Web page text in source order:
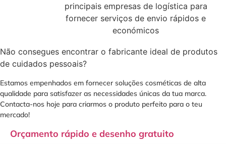
principais empresas de logística para
fornecer serviços de envio rápidos e
económicos
Não consegues encontrar o fabricante ideal de produtos
de cuidados pessoais?
Estamos empenhados em fornecer soluções cosméticas de alta
qualidade para satisfazer as necessidades únicas da tua marca.
Contacta-nos hoje para criarmos o produto perfeito para o teu
mercado!
Orçamento rápido e desenho gratuito